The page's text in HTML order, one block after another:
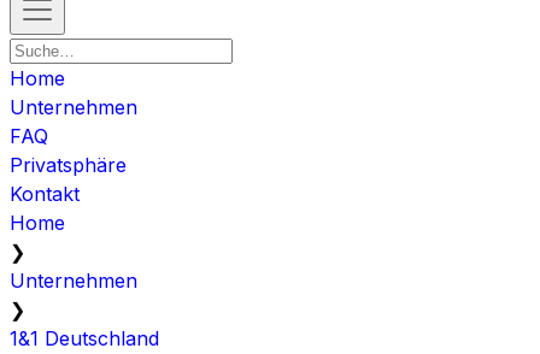
Home
Unternehmen
FAQ
Privatsphäre
Kontakt
Home
❯
Unternehmen
❯
1&1 Deutschland